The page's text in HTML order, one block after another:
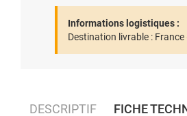
Informations logistiques :
Destination livrable :
DESCRIPTIF FICHE